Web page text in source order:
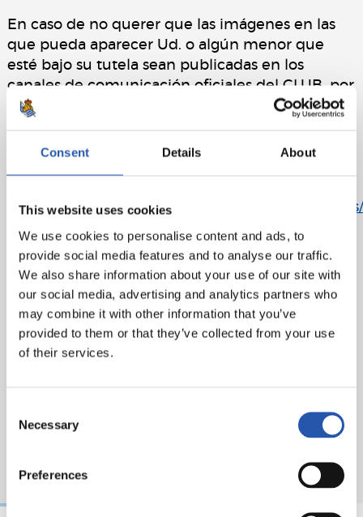
Consent Details About
This website uses cookies
We use cookies to personalise content and ads, to
provide social media features and to analyse our traffic.
We also share information about your use of our site with
our social media, advertising and analytics partners who
may combine it with other information that you’ve
provided to them or that they’ve collected from your use
of their services.
Selection
Necessary
Preferences
En caso de no querer que las imágenes en las
que pueda aparecer Ud. o algún menor que
esté bajo su tutela sean publicadas en los
canales de comunicación oficiales del CLUB, por
favor, háganoslo saber en la siguiente dirección
inmediata retirada:
pdcp@realsociedad.eus
https://cdn.realsociedad.eus/Uploads/
c8f7-4b75-9eb4-d09362fb43cd.pdf